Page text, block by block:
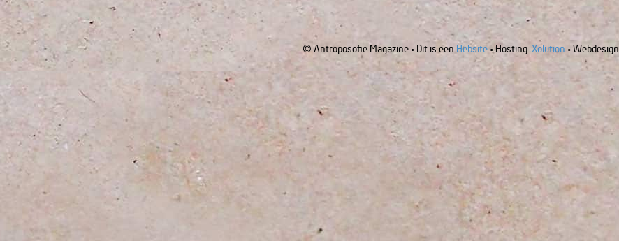
© Antroposofie Magazine • Dit is een Hebsite• Hosting:Xolution • Webdesign